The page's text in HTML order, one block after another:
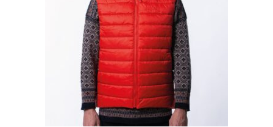
CHOIX DES OPTIONS